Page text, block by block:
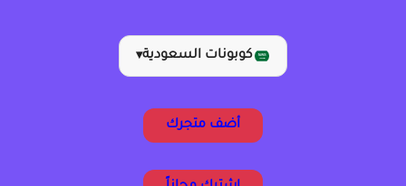
كوبونات السعودية▾
أضف متجرك